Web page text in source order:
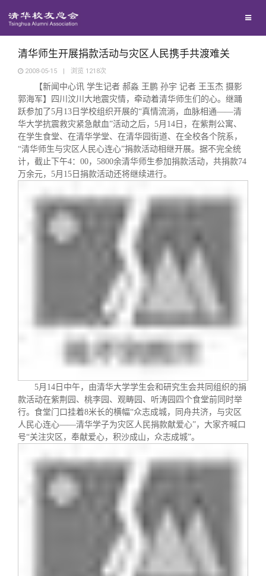
地区联络
年级联络
院系校友工作
专业委员会
兴趣群体
西南联大校友会
回馈母校
捐赠项目
捐赠新闻
捐赠纪事
捐赠方法
义工计划
媒体平台
《清华校友通讯》
《水木清华》
我要订阅
新媒体平台
百年清华
清华人物
清华故事
青春风采
校友讲坛
校友视界
校友服务
终身学习
信息化服务
实用信息
校友总会
总会简介
总会章程
理事会名单
联系我们
清华师生开展捐款活动与灾区人民携手共渡难关
2008-05-15 | 浏览 1218次
【新闻中心讯 学生记者 郝淼 王鹏 孙宇 记者 王玉杰 摄影
郭海军】四川汶川大地震灾情，牵动着清华师生们的心。继踊
跃参加了5月 13 日学校组织开展的“真情流淌，血脉相通——清
华大学抗震救灾紧急献血”活动之后， 5月 14 日，在紫荆公寓、
在学生食堂、在清华学堂、在清华园街道、在全校各个院系，
“清华师生与灾区人民心连心”捐款活动相继开展。据不完全统
计，截止下午4： 00， 5800余清华师生参加捐款活动，共捐款74
万余元， 5月 15 日捐款活动还将继续进行。
5月 14 日中午，由清华大学学生会和研究生会共同组织的捐
款活动在紫荆园、桃李园、观畴园、听涛园四个食堂前同时举
行。食堂门口挂着8米长的横幅“众志成城，同舟共济，与灾区
人民心连心——清华学子为灾区人民捐款献爱心”，大家齐喊口
号“关注灾区，奉献爱心，积沙成山，众志成城”。